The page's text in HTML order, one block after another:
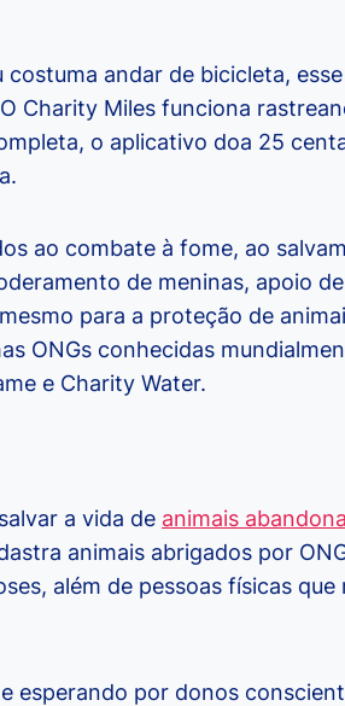
andar de bicicleta,
Charity Miles funciona
o aplicativo doa 25
ao combate à fome, ao
de meninas, apoio
para a proteção de
ONGs conhecidas
e Charity Water.
a vida de animais
animais abrigados por
além de pessoas físicas que
esperando por donos